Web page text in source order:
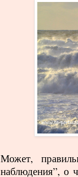
Может,
наблюдения”, о